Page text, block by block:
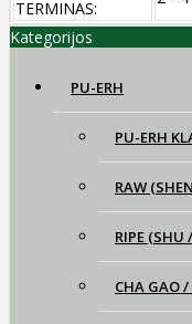
TERMINAS:
Kategorijos
PU-ERH
PU-ERH
RAW
RIPE (SHU
CHA GAO